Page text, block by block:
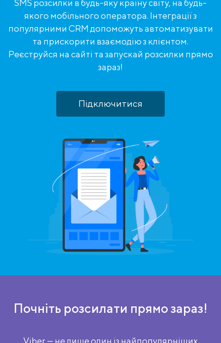
SMS розсилки в будь-яку країну світу, на будь-
якого мобільного оператора. Інтеграції з
популярними CRM допоможуть автоматизувати
та прискорити взаємодію з клієнтом.
Реєструйся на сайті та запускай розсилки прямо
зараз!
Підключитися
Почніть розсилати прямо зараз!
Viber — не лише один із найпопулярніших